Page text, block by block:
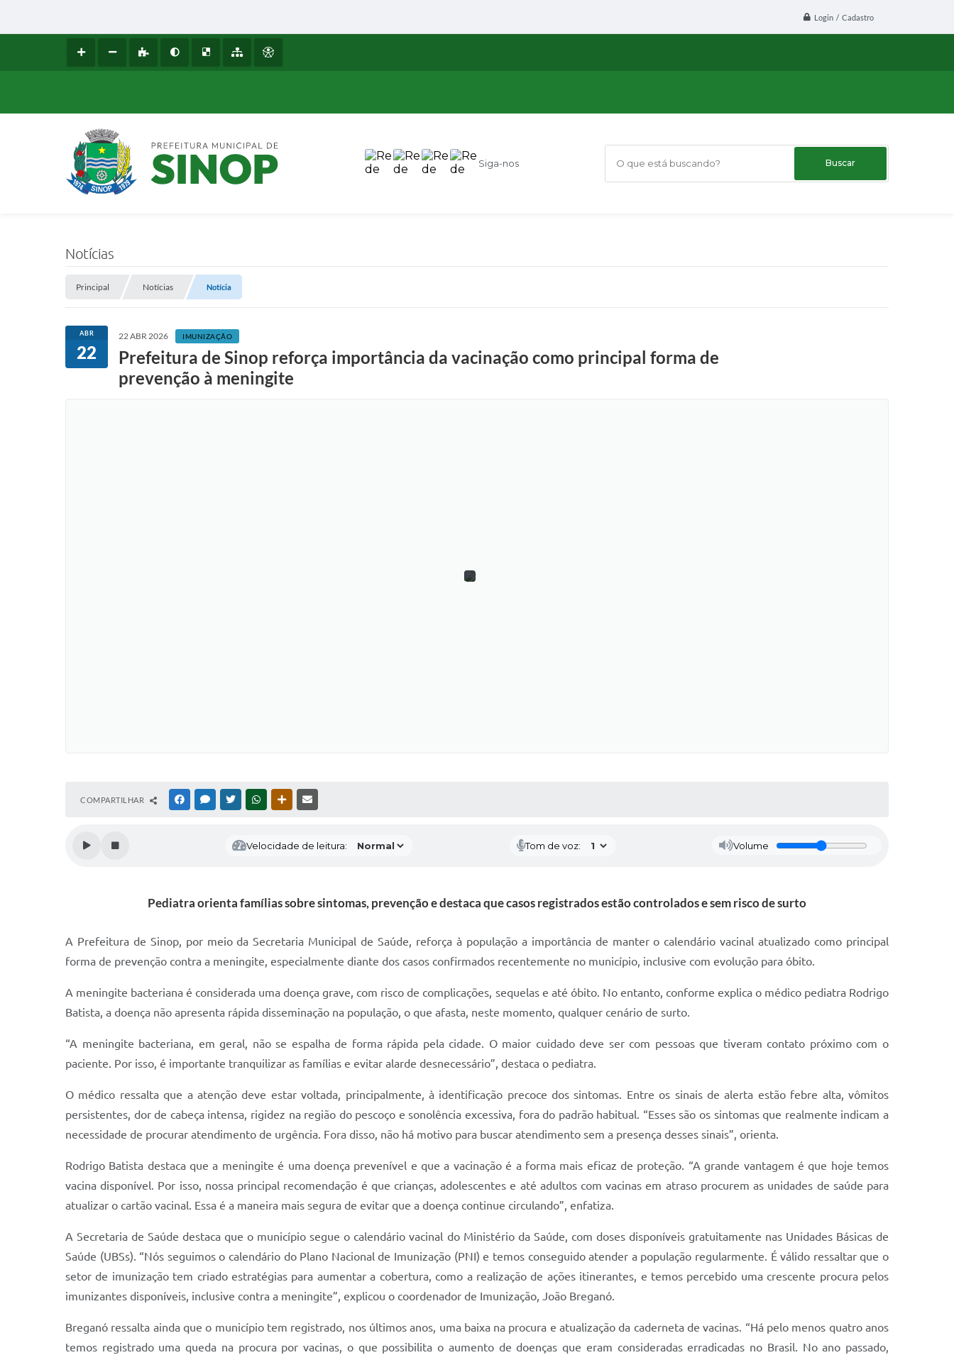
Login / Cadastro
Siga-nos O que está buscando?
Notícias
Principal Notícias Notícia
ABR
22
22 ABR 2026 IMUNIZAÇÃO
Prefeitura de Sinop reforça importância da vacinação como principal forma de
prevenção à meningite
COMPARTILHAR FACEBOOKMESSENGER
TWITTERWHATSAPPOUTRAS MÍDIAS
Velocidade de leitura: Tom de voz: Volume
Pediatra orienta famílias sobre sintomas, prevenção e destaca que casos registrados estão controlados e sem risco de surto
A Prefeitura de Sinop, por meio da Secretaria Municipal de Saúde, reforça à população a importância de manter o calendário vacinal atualizado como principal
forma de prevenção contra a meningite, especialmente diante dos casos confirmados recentemente no município, inclusive com evolução para óbito.
A meningite bacteriana é considerada uma doença grave, com risco de complicações, sequelas e até óbito. No entanto, conforme explica o médico pediatra Rodrigo
Batista, a doença não apresenta rápida disseminação na população, o que afasta, neste momento, qualquer cenário de surto.
“A meningite bacteriana, em geral, não se espalha de forma rápida pela cidade. O maior cuidado deve ser com pessoas que tiveram contato próximo com o
paciente. Por isso, é importante tranquilizar as famílias e evitar alarde desnecessário”, destaca o pediatra.
O médico ressalta que a atenção deve estar voltada, principalmente, à identificação precoce dos sintomas. Entre os sinais de alerta estão febre alta, vômitos
persistentes, dor de cabeça intensa, rigidez na região do pescoço e sonolência excessiva, fora do padrão habitual. “Esses são os sintomas que realmente indicam a
necessidade de procurar atendimento de urgência. Fora disso, não há motivo para buscar atendimento sem a presença desses sinais”, orienta.
Rodrigo Batista destaca que a meningite é uma doença prevenível e que a vacinação é a forma mais eficaz de proteção. “A grande vantagem é que hoje temos
vacina disponível. Por isso, nossa principal recomendação é que crianças, adolescentes e até adultos com vacinas em atraso procurem as unidades de saúde para
atualizar o cartão vacinal. Essa é a maneira mais segura de evitar que a doença continue circulando”, enfatiza.
A Secretaria de Saúde destaca que o município segue o calendário vacinal do Ministério da Saúde, com doses disponíveis gratuitamente nas Unidades Básicas de
Saúde (UBSs). “Nós seguimos o calendário do Plano Nacional de Imunização (PNI) e temos conseguido atender a população regularmente. É válido ressaltar que o
setor de imunização tem criado estratégias para aumentar a cobertura, como a realização de ações itinerantes, e temos percebido uma crescente procura pelos
imunizantes disponíveis, inclusive contra a meningite”, explicou o coordenador de Imunização, João Breganó.
Breganó ressalta ainda que o município tem registrado, nos últimos anos, uma baixa na procura e atualização da caderneta de vacinas. “Há pelo menos quatro anos
temos registrado uma queda na procura por vacinas, o que possibilita o aumento de doenças que eram consideradas erradicadas no Brasil. No ano passado,